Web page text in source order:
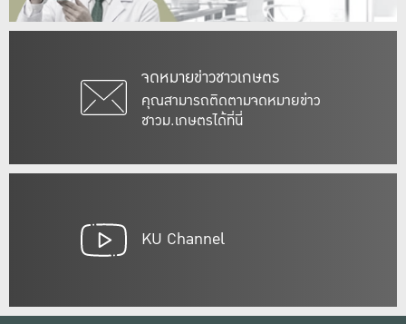
จดหมายข่าวชาวเกษตร
คุณสามารถติดตามจดหมายข่าว
ชาวม.เกษตรได้ที่นี่
KU Channel